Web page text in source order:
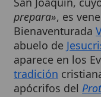
Bienaventurada
abuelo de
aparece en los
tradicióncristiana,
apócrifos del
Gospel of the
una ricadevoción